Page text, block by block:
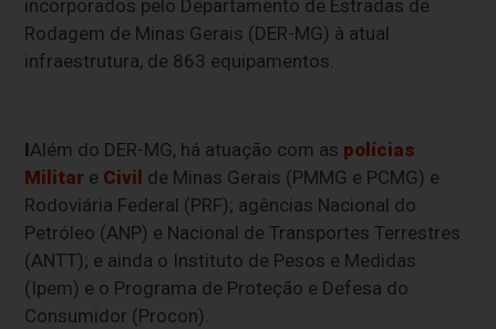
incorporados pelo Departamento de Estradas de
Rodagem de Minas Gerais (DER-MG) à atual
infraestrutura, de 863 equipamentos.
IAlém do DER-MG, há atuação com as polícias
Militar e Civil de Minas Gerais (PMMG e PCMG) e
Rodoviária Federal (PRF); agências Nacional do
Petróleo (ANP) e Nacional de Transportes Terrestres
(ANTT); e ainda o Instituto de Pesos e Medidas
(Ipem) e o Programa de Proteção e Defesa do
Consumidor (Procon).